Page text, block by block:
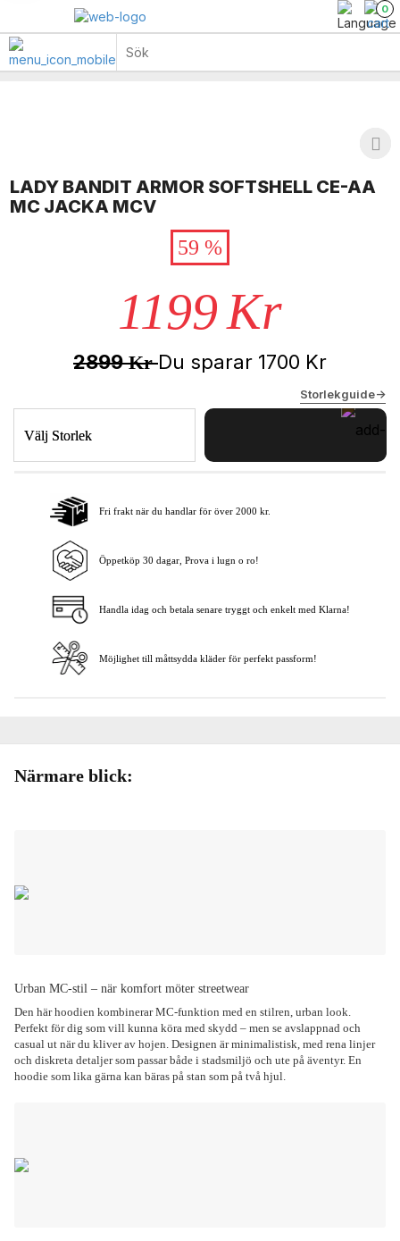
0
LADY BANDIT ARMOR SOFTSHELL CE-AA
MC JACKA MCV
59 %
1199Kr
2899KrDu sparar 1700 Kr
Storlekguide->
Välj Storlek
Lägg i varukorgen
Fri frakt när du handlar för över 2000 kr.
Öppetköp 30 dagar, Prova i lugn o ro!
Handla idag och betala senare tryggt och enkelt med Klarna!
Möjlighet till måttsydda kläder för perfekt passform!
Närmare blick:
Urban MC-stil – när komfort möter streetwear
Den här hoodien kombinerar MC-funktion med en stilren, urban look.
Perfekt för dig som vill kunna köra med skydd – men se avslappnad och
casual ut när du kliver av hojen. Designen är minimalistisk, med rena linjer
och diskreta detaljer som passar både i stadsmiljö och ute på äventyr. En
hoodie som lika gärna kan bäras på stan som på två hjul.